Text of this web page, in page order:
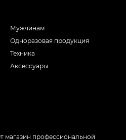
Мужчинам
Одноразовая продукция
Техника
Аксессуары
магазин профессиональной